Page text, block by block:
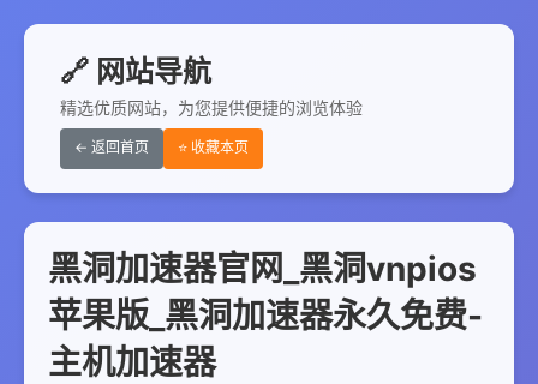
🔗 网站导航
精选优质网站，为您提供便捷的浏览体验
← 返回首页 ⭐ 收藏本页
黑洞加速器官网_黑洞vnpios
苹果版_黑洞加速器永久免费-
主机加速器